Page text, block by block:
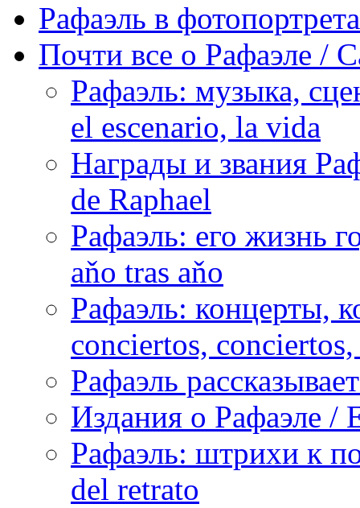
Рафаэль в
Почти все о Рафаэле /
Рафаэль: музыка,
el escenario, la vida
Награды и звания
de Raphael
Рафаэль: его жизнь
aňo tras aňo
Рафаэль: концерты,
conciertos,
Рафаэль
Издания о Рафаэле /
Рафаэль: штрихи к
del retrato